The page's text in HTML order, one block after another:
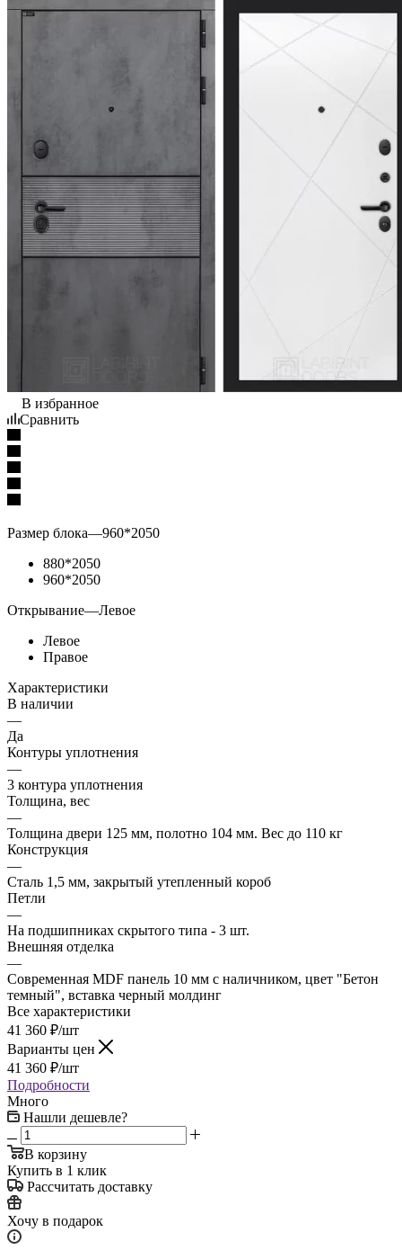
В избранное
Сравнить
Размер блока—960*2050
880*2050
960*2050
Открывание—Левое
Левое
Правое
Характеристики
В наличии
—
Да
Контуры уплотнения
—
3 контура уплотнения
Толщина, вес
—
Толщина двери 125 мм, полотно 104 мм. Вес до 110 кг
Конструкция
—
Сталь 1,5 мм, закрытый утепленный короб
Петли
—
На подшипниках скрытого типа - 3 шт.
Внешняя отделка
—
Современная MDF панель 10 мм с наличником, цвет "Бетон
темный", вставка черный молдинг
Все характеристики
41 360 ₽/шт
Варианты цен
41 360 ₽/шт
Подробности
Много
Нашли дешевле?
В корзину
Купить в 1 клик
Рассчитать доставку
Хочу в подарок